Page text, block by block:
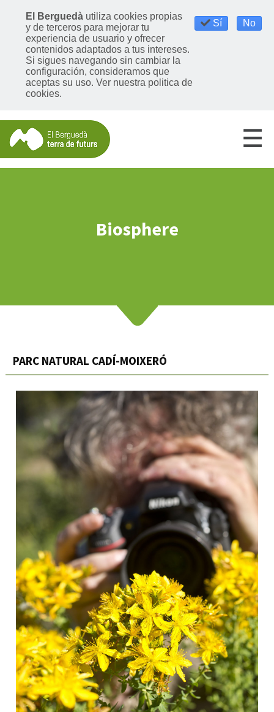
Sí No
El Berguedà utiliza cookies propias
y de terceros para mejorar tu
experiencia de usuario y ofrecer
contenidos adaptados a tus intereses.
Si sigues navegando sin cambiar la
configuración, consideramos que
aceptas su uso. Ver nuestra politica de
cookies.
Biosphere
PARC NATURAL CADÍ-MOIXERÓ